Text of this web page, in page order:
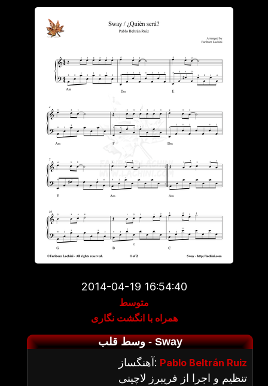
2014-04-19 16:54:40
متوسط
همراه با انگشت نگاری
وسط قلب - Sway
آهنگساز: Pablo Beltrán Ruiz
تنظیم و اجرا از فریبرز لاچینی